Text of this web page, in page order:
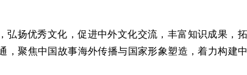
弘扬优秀文化，促进中外文化交流，丰富知识成果，
，聚焦中国故事海外传播与国家形象塑造，着力构建